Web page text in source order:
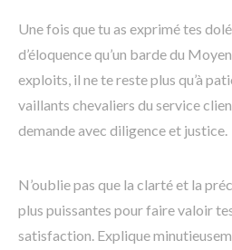
Une fois que tu as exprimé tes
d’éloquence qu’un barde du
exploits, il ne te reste plus qu’à
vaillants chevaliers du service
demande avec diligence et justice.
N’oublie pas que la clarté et la
plus puissantes pour faire valoir
satisfaction. Explique